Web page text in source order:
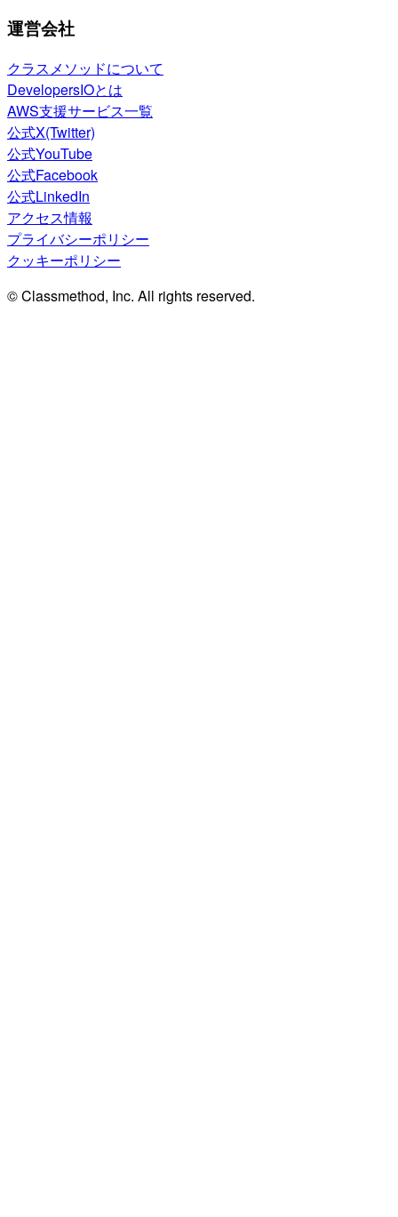
運営会社
クラスメソッドについて
DevelopersIOとは
AWS支援サービス一覧
公式X(Twitter)
公式YouTube
公式Facebook
公式LinkedIn
アクセス情報
プライバシーポリシー
クッキーポリシー
© Classmethod, Inc. All rights reserved.